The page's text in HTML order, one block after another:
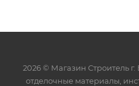
2026 © Магазин Строитель г.
отделочные материалы,